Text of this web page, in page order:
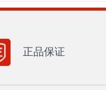
正品保证